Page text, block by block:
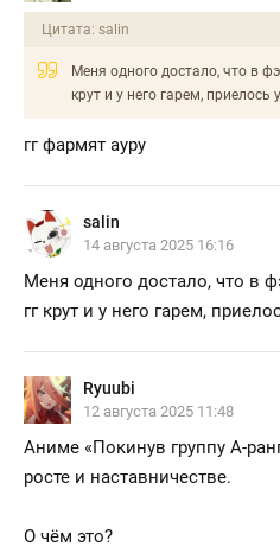
Цитата: salin
Меня одного достало, что в
крут и у него гарем, приелось
гг фармят ауру
salin
14 августа 2025 16:16
Меня одного достало, что в
гг крут и у него гарем,
Ryuubi
12 августа 2025 11:48
Аниме «Покинув группу А-
росте и наставничестве.
О чём это?